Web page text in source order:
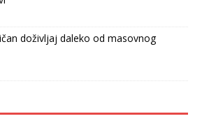
doživljaj daleko od masovnog